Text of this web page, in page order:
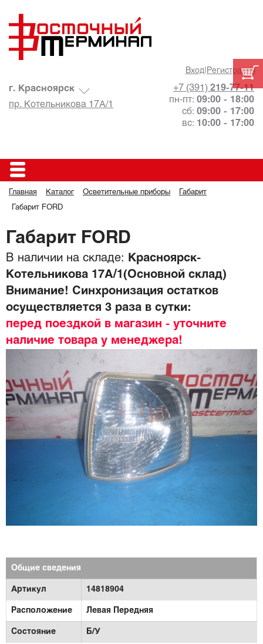
Вход| Регистрация
+7 (391) 219-77-11
пн-пт: 09:00 - 18:00
сб: 09:00 - 17:00
вс: 10:00 - 17:00
г. Красноярск
пр. Котельникова 17А/1
Главная Каталог Осветительные приборы Габарит
Габарит FORD
Габарит FORD
В наличии на складе:
Красноярск-
Котельникова 17А/1(Основной склад)
Внимание! Синхронизация остатков
осуществляется 3 раза в сутки:
перед поездкой в магазин - уточните
наличие товара у менеджера!
Общие сведения
Артикул 14818904
Расположение Левая Передняя
Состояние Б/У